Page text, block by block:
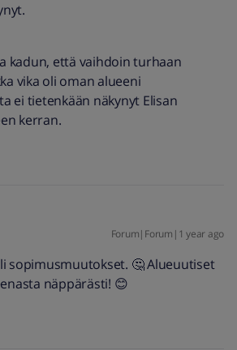
kadun, että vaihdoin turhaan
vika oli oman alueeni
ei tietenkään näkynyt Elisan
kerran.
Forum|Forum|1 year ago
sopimusmuutokset. 🤔 Alueuutiset
näppärästi! 😊